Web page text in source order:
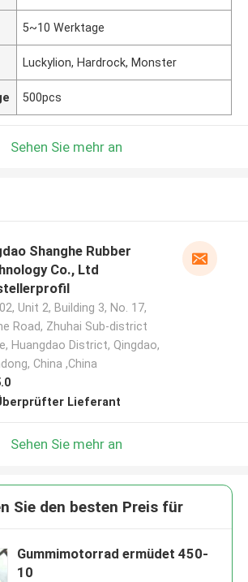
5~10 Werktage
Luckylion, Hardrock, Monster
500pcs
Sehen Sie mehr an
Shanghe Rubber
Co., Ltd
Unit 2, Building 3, No. 17,
Road, Zhuhai Sub-district
Huangdao District, Qingdao,
China ,China
Lieferant
Sehen Sie mehr an
Sie den besten Preis für
Gummimotorrad ermüdet 450-
10